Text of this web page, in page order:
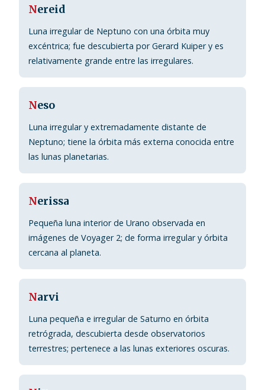
Nereid
Luna irregular de Neptuno con una órbita muy
excéntrica; fue descubierta por Gerard Kuiper y es
relativamente grande entre las irregulares.
Neso
Luna irregular y extremadamente distante de
Neptuno; tiene la órbita más externa conocida entre
las lunas planetarias.
Nerissa
Pequeña luna interior de Urano observada en
imágenes de Voyager 2; de forma irregular y órbita
cercana al planeta.
Narvi
Luna pequeña e irregular de Saturno en órbita
retrógrada, descubierta desde observatorios
terrestres; pertenece a las lunas exteriores oscuras.